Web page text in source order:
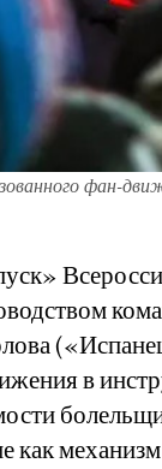
фан-
в
как